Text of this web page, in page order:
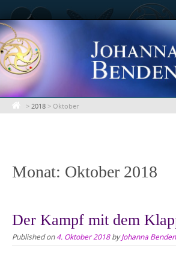
Skip
to
content
> 2018 > Oktober
Monat: Oktober 2018
Der Kampf mit dem
Published on4. Oktober 2018byJohanna Benden